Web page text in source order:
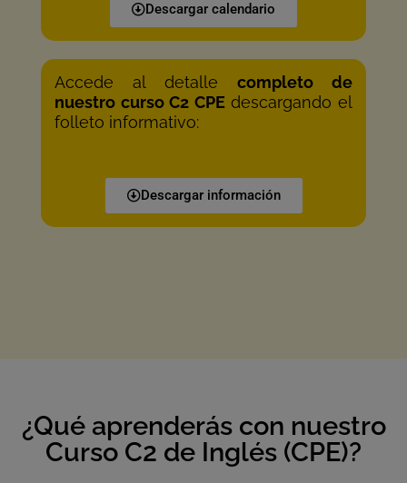
Descargar calendario
Accede al detalle completo de
nuestro curso C2 CPEdescargando el
folleto informativo:
Descargar información
¿Qué aprenderás con nuestro
Curso C2 de Inglés (CPE)?